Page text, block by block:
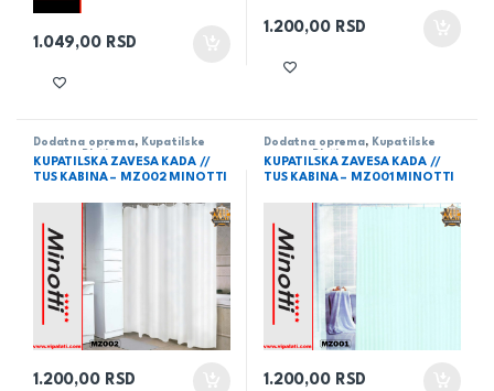
1.049,00 RSD
1.200,00 RSD
Dodatna oprema, Kupatilske
KUPATILSKA ZAVESA KADA //
TUS KABINA – MZ002 MINOTTI
1.200,00 RSD
Dodatna oprema, Kupatilske
KUPATILSKA ZAVESA KADA //
TUS KABINA – MZ001 MINOTTI
1.200,00 RSD